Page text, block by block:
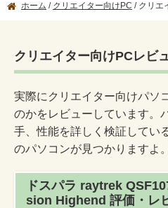
ホーム / クリエイター向けPC / クリエ
クリエイター向けPCレビ
実際にクリエイター向けパソ
のかをレビューしています。
手、性能を詳しく検証してい
のパソコンが見つかりますよ。
ドスパラ raytrek
sion Highend 評価・レ